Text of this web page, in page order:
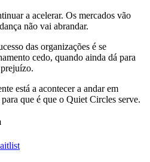
a acelerar. Os mercados vão
não vai abrandar.
das organizações é se
cedo, quando ainda dá para
está a acontecer a andar em
que é que o Quiet Circles serve.